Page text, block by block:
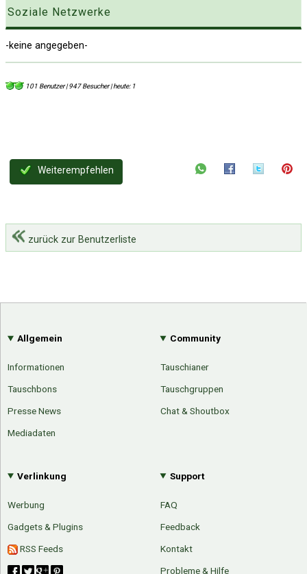
Twitter
Soziale Netzwerke
-keine angegeben-
101 Benutzer | 947 Besucher | heute: 1
Weiterempfehlen
zurück zur Benutzerliste
Allgemein
Informationen
Tauschbons
Presse News
Mediadaten
Community
Tauschianer
Tauschgruppen
Chat & Shoutbox
Verlinkung
Werbung
Gadgets & Plugins
RSS Feeds
Support
FAQ
Feedback
Kontakt
Probleme & Hilfe